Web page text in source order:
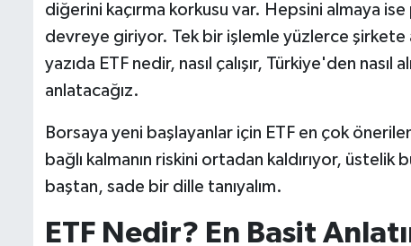
diğerini kaçırma korkusu var. Hepsini almaya
devreye giriyor. Tek bir işlemle yüzlerce şirkete
yazıda ETF nedir, nasıl çalışır, Türkiye'den nasıl
anlatacağız.
Borsaya yeni başlayanlar için ETF en çok
bağlı kalmanın riskini ortadan kaldırıyor,
baştan, sade bir dille tanıyalım.
ETF Nedir? En Basit